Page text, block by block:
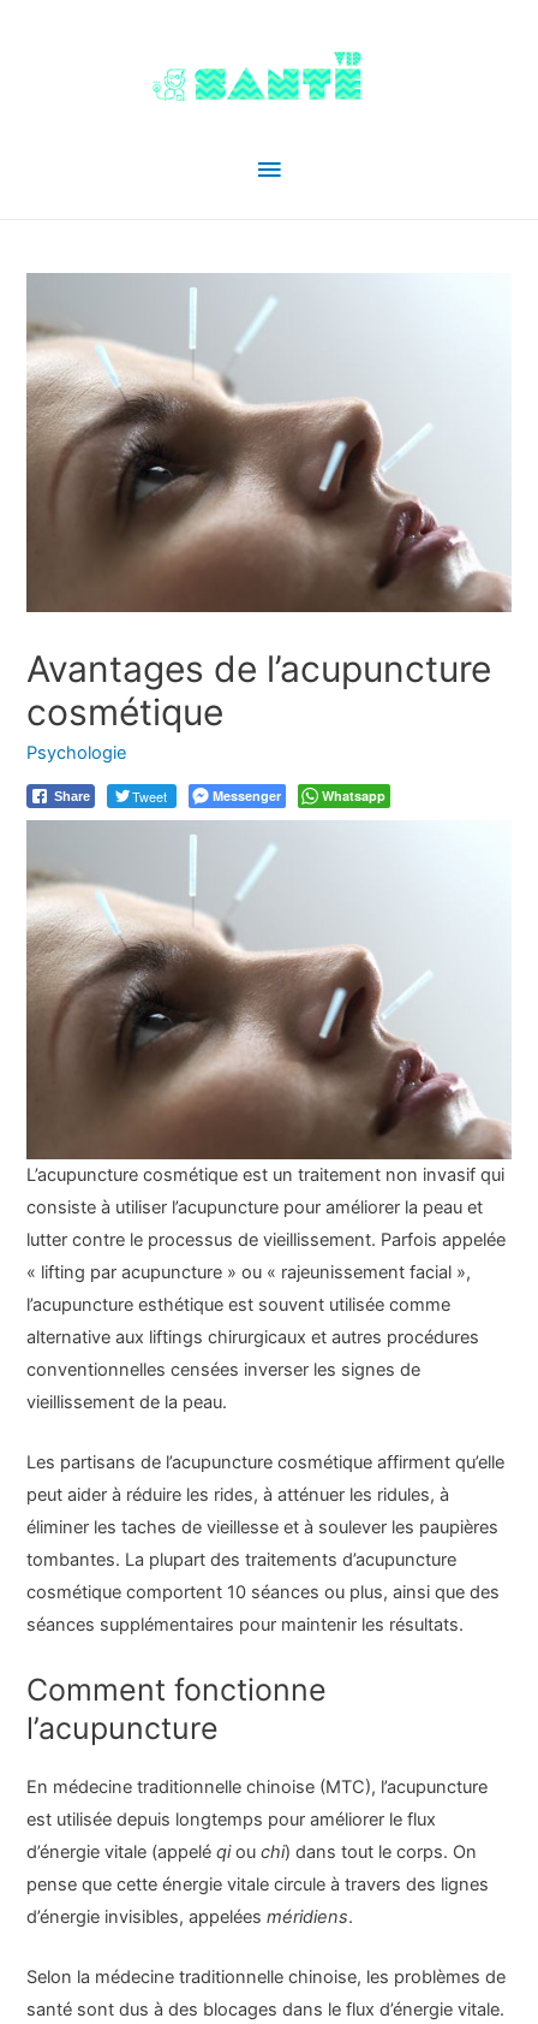
Menu
Avantages de l’acupuncture
cosmétique
Psychologie
Share Tweet Messenger Whatsapp
L’acupuncture cosmétique est un traitement non invasif qui
consiste à utiliser l’acupuncture pour améliorer la peau et
lutter contre le processus de vieillissement. Parfois appelée
« lifting par acupuncture » ou « rajeunissement facial »,
l’acupuncture esthétique est souvent utilisée comme
alternative aux liftings chirurgicaux et autres procédures
conventionnelles censées inverser les signes de
vieillissement de la peau.
Les partisans de l’acupuncture cosmétique affirment qu’elle
peut aider à réduire les rides, à atténuer les ridules, à
éliminer les taches de vieillesse et à soulever les paupières
tombantes. La plupart des traitements d’acupuncture
cosmétique comportent 10 séances ou plus, ainsi que des
séances supplémentaires pour maintenir les résultats.
Comment fonctionne
l’acupuncture
En médecine traditionnelle chinoise (MTC), l’acupuncture
est utilisée depuis longtemps pour améliorer le flux
d’énergie vitale (appeléqiouchi) dans tout le corps. On
pense que cette énergie vitale circule à travers des lignes
d’énergie invisibles, appeléesméridiens.
Selon la médecine traditionnelle chinoise, les problèmes de
santé sont dus à des blocages dans le flux d’énergie vitale.